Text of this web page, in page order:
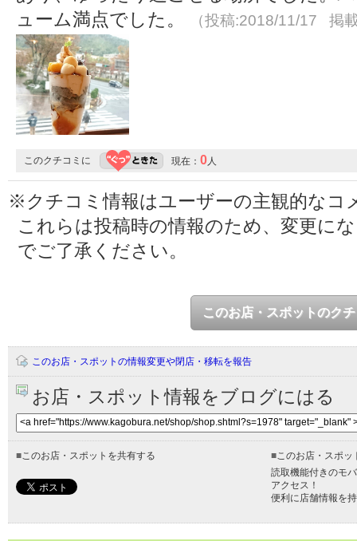
ューム満点でした。
（投稿:2018/11/17 掲
このクチコミに 現在： 0 人
※クチコミ情報はユーザーの主観的なコ
これらは投稿時の情報のため、変更に
でご了承ください。
このお店・スポットのク
このお店・スポットの情報変更や閉店・移転を報告
お店・スポット情報をブログにはる
■ このお店・スポットを共有する ■ このお店・スポ
読取機能付きのモ
アクセス！
便利に店舗情報を